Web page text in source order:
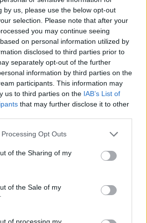
by us, please use the below opt-out
selection. Please note that after your
you may continue seeing
on personal information utilized by
disclosed to third parties prior to
separately opt-out of the further
information by third parties on the
participants. This information may
us to third parties on the IAB’s List of
that may further disclose it to other
website/app uses one or more Google
or usage behaviour. You may click to
to Google and its third-party tags to
specified purposes in below Google
Opt Outs
of the Sharing of my
of the Sale of my
of processing my
sokszor nincs elég együttérzés,
van szó.”), emellett
és felszínes udvariaskodás
is, valódi konfliktusok
alatt vannak. A beszélgetések
ki, amire gondol,
vannak, ki kell találni
nem sokat segít az események
nagyon ráér, elmélkedik, próbálja
azok közé, akik nem merik
pályafutásuk során elkövetett
sem a körülötte lévőket, sem az
nem különösebben
sőt, mindenki továbblépett már,
a saját lelkiismerete miatt nem tud,